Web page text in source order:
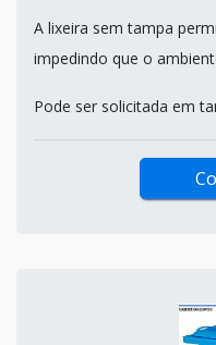
A lixeira sem tampa
impedindo que o
Pode ser solicitada em